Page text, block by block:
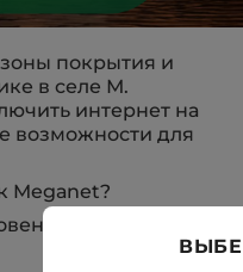
покрытия и
в селе М.
интернет на
возможности для
Megаnet?
загрузки